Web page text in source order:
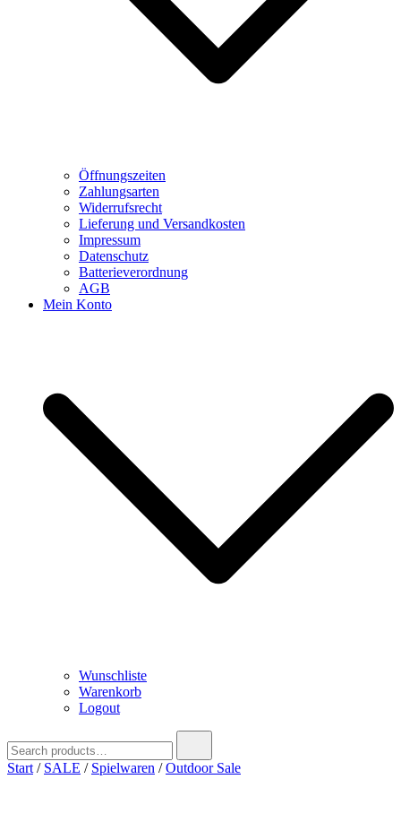
Öffnungszeiten
Zahlungsarten
Widerrufsrecht
Lieferung und Versandkosten
Impressum
Datenschutz
Batterieverordnung
AGB
Mein Konto
Wunschliste
Warenkorb
Logout
for:
Start / SALE / Spielwaren /Outdoor Sale